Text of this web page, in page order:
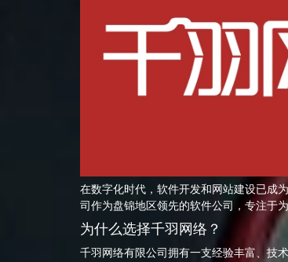
在数字化时代，软件开发和网站建设已成
司作为盘锦地区领先的软件公司，专注于
为什么选择千羽网络？
千羽网络有限公司拥有一支经验丰富、技